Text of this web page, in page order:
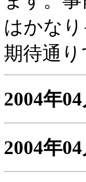
はかな
期待通
2004年04
2004年04